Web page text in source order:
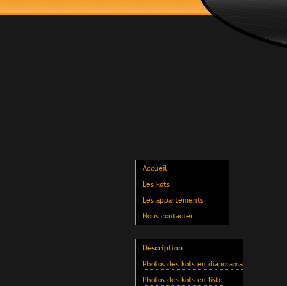
Accueil
Les kots
Les appartements
Nous contacter
Description
Photos des kots en diaporama
Photos des kots en liste